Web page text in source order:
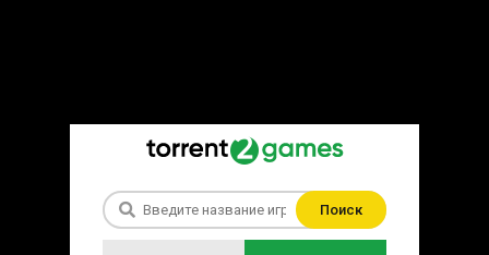
Поиск